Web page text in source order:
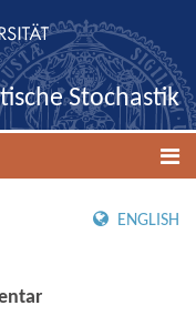
Stochastik
ENGLISH